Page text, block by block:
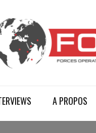
A PROPOS